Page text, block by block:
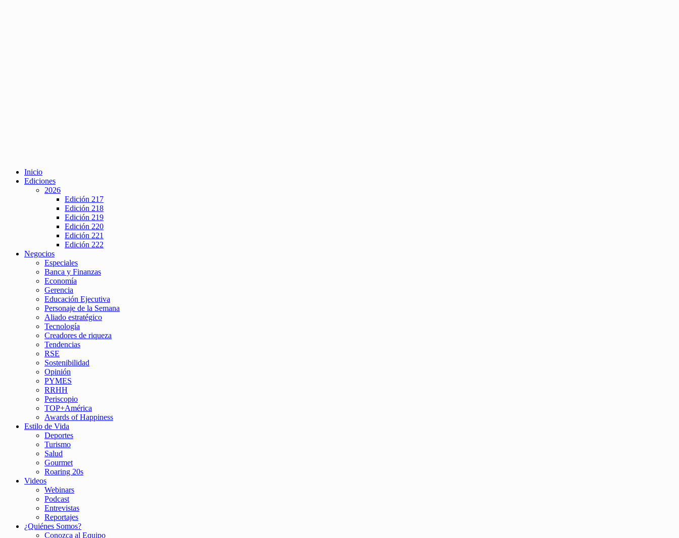
Inicio
Ediciones
2026
Edición 217
Edición 218
Edición 219
Edición 220
Edición 221
Edición 222
Negocios
Especiales
Banca y Finanzas
Economía
Gerencia
Educación Ejecutiva
Personaje de la Semana
Aliado estratégico
Tecnología
Creadores de riqueza
Tendencias
RSE
Sostenibilidad
Opinión
PYMES
RRHH
Periscopio
TOP+América
Awards of Happiness
Estilo de Vida
Deportes
Turismo
Salud
Gourmet
Roaring 20s
Videos
Webinars
Podcast
Entrevistas
Reportajes
¿Quiénes Somos?
Conozca al Equipo